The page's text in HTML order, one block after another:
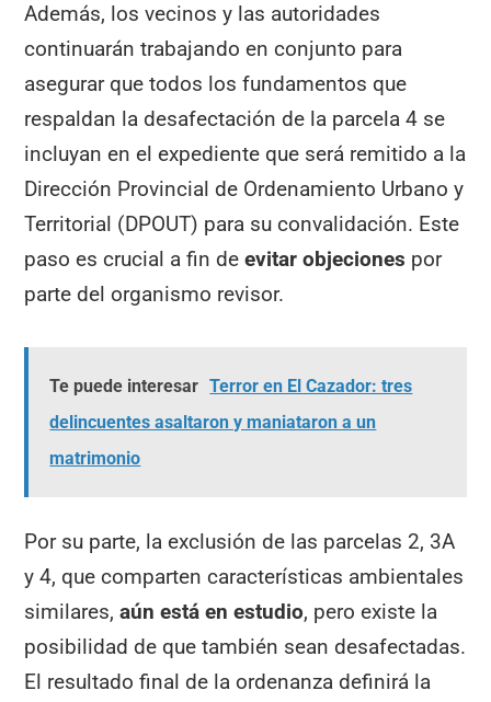
Además, los vecinos y las autoridades
continuarán trabajando en conjunto para
asegurar que todos los fundamentos que
respaldan la desafectación de la parcela 4 se
incluyan en el expediente que será remitido a la
Dirección Provincial de Ordenamiento Urbano y
Territorial (DPOUT) para su convalidación. Este
paso es crucial a fin deevitar objeciones por
parte del organismo revisor.
Te puede interesar Terror en El Cazador: tres
delincuentes asaltaron y maniataron a un
matrimonio
Por su parte, la exclusión de las parcelas 2, 3A
y 4, que comparten características ambientales
similares,aún está en estudio, pero existe la
posibilidad de que también sean desafectadas.
El resultado final de la ordenanza definirá la